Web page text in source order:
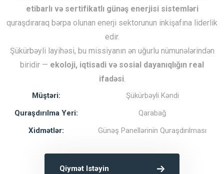
etibarlı və sertifikatlı günəş enerjisi sistemləri
quraşdıraraq bərpa olunan enerji sektorunun inkişafına liderlik
edir.
Şükürbəyli layihəsi, bu missiyanın ən uğurlu nümunələrindən
biridir — ekoloji, iqtisadi və sosial dayanıqlığın real
ifadəsi.
Müştəri:
Şükürbəyli Kəndi
Quraşdırılma Yeri:
Qarabağ
Xidmətlər:
Günəş Panellərinin Quraşdırılması
Qiymət Istəyin